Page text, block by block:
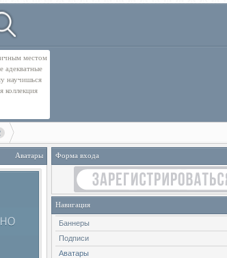
местом
адекватные
научишься
коллекция
Аватары Форма входа
Навигация
Баннеры
Подписи
Аватары